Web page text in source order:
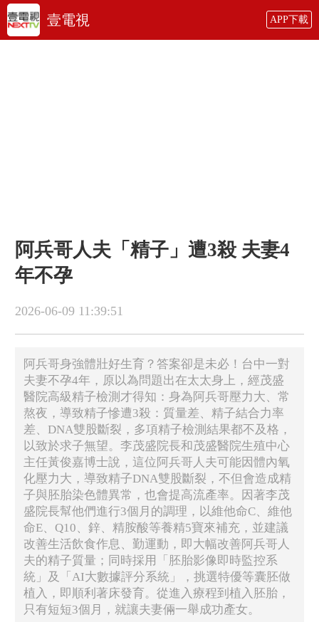
壹電視 APP下載
阿兵哥人夫「精子」遭3殺 夫妻4
年不孕
2026-06-09 11:39:51
阿兵哥身強體壯好生育？答案卻是未必！台中一對
夫妻不孕4年，原以為問題出在太太身上，經茂盛
醫院高級精子檢測才得知：身為阿兵哥壓力大、常
熬夜，導致精子慘遭3殺：質量差、精子結合力率
差、DNA雙股斷裂，多項精子檢測結果都不及格，
以致於求子無望。李茂盛院長和茂盛醫院生殖中心
主任黃俊嘉博士說，這位阿兵哥人夫可能因體內氧
化壓力大，導致精子DNA雙股斷裂，不但會造成精
子與胚胎染色體異常，也會提高流產率。因著李茂
盛院長幫他們進行3個月的調理，以維他命C、維他
命E、Q10、鋅、精胺酸等養精5寶來補充，並建議
改善生活飲食作息、勤運動，即大幅改善阿兵哥人
夫的精子質量；同時採用「胚胎影像即時監控系
統」及「AI大數據評分系統」，挑選特優等囊胚做
植入，即順利著床發育。從進入療程到植入胚胎，
只有短短3個月，就讓夫妻倆一舉成功產女。